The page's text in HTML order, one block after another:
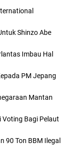
Shinzo Abe
Imbau Hal
PM Jepang
Mantan
Voting Bagi Pelaut
90 Ton BBM Ilegal